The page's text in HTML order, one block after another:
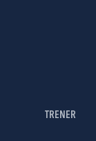
TRENER